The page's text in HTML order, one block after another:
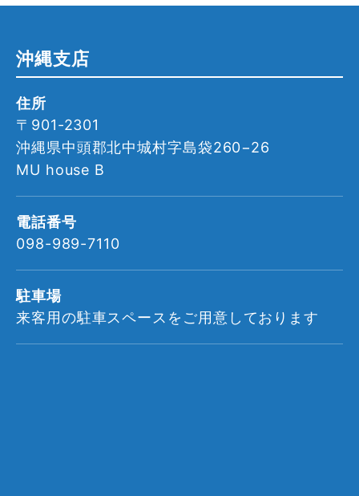
沖縄支店
住所
〒901-2301
沖縄県中頭郡北中城村字島袋260−26
MU house B
電話番号
098-989-7110
駐車場
来客用の駐車スペースを ご用意しております